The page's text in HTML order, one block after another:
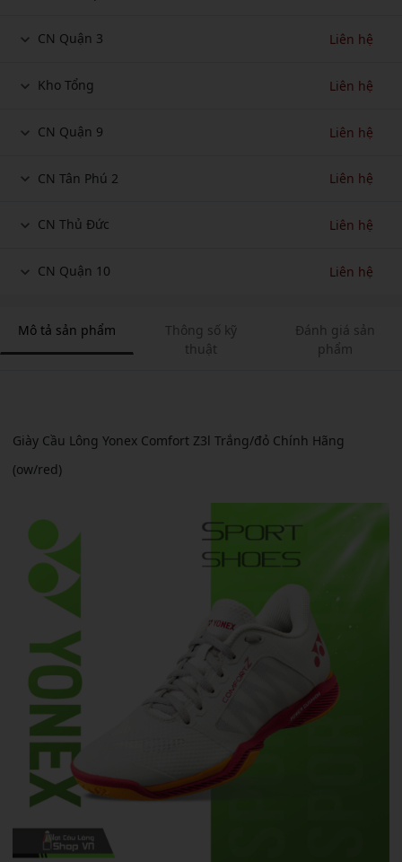
CN Quận 3 Liên hệ
Kho Tổng Liên hệ
CN Quận 9 Liên hệ
CN Tân Phú 2 Liên hệ
CN Thủ Đức Liên hệ
CN Quận 10 Liên hệ
Mô tả sản phẩm
Thông số kỹ
thuật
Đánh giá sản
phẩm
Giày Cầu Lông Yonex Comfort Z3l Trắng/đỏ Chính Hãng
(ow/red)